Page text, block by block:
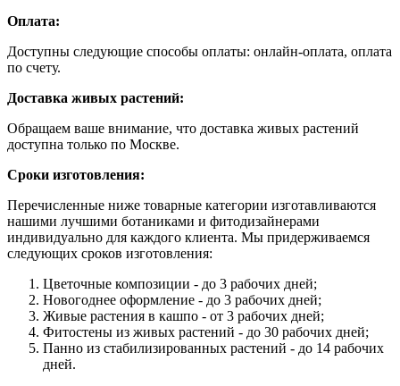
Оплата:
Доступны следующие способы оплаты: онлайн-оплата, оплата
по счету.
Доставка живых растений:
Обращаем ваше внимание, что доставка живых растений
доступна только по Москве.
Сроки изготовления:
Перечисленные ниже товарные категории изготавливаются
нашими лучшими ботаниками и фитодизайнерами
индивидуально для каждого клиента. Мы придерживаемся
следующих сроков изготовления:
Цветочные композиции - до 3 рабочих дней;
Новогоднее оформление - до 3 рабочих дней;
Живые растения в кашпо - от 3 рабочих дней;
Фитостены из живых растений - до 30 рабочих дней;
Панно из стабилизированных растений - до 14 рабочих
дней.